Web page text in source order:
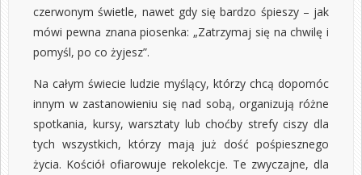
czerwonym świetle, nawet gdy się bardzo śpieszy – jak
mówi pewna znana piosenka: „Zatrzymaj się na chwilę i
pomyśl, po co żyjesz”.
Na całym świecie ludzie myślący, którzy chcą dopomóc
innym w zastanowieniu się nad sobą, organizują różne
spotkania, kursy, warsztaty lub choćby strefy ciszy dla
tych wszystkich, którzy mają już dość pośpiesznego
życia. Kościół ofiarowuje rekolekcje. Te zwyczajne, dla